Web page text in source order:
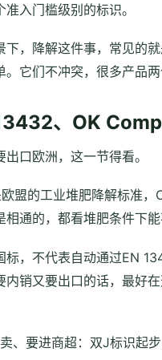
入门槛级别的标识。
下，降解这件事，常见的
它们不冲突，很多产品两
、OK
口欧洲，这一节得看。
盟的工业堆肥降解标准
相通的，都看堆肥条件下
标，不代表自动通过EN
内销又要出口的话，最好
、要进商超：双J标识起步